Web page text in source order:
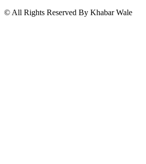
© All Rights Reserved By Khabar Wale